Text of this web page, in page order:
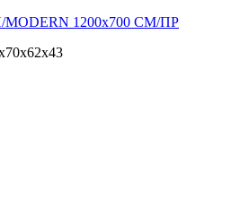
1200х700 СМ/ПР